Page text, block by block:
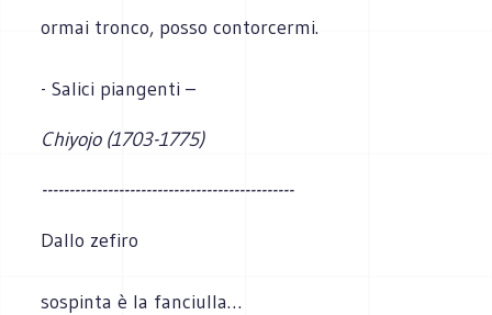
ormai tronco, posso contorcermi.
- Salici piangenti –
Chiyojo (1703-1775)
----------------------------------------------
Dallo zefiro
sospinta è la fanciulla…